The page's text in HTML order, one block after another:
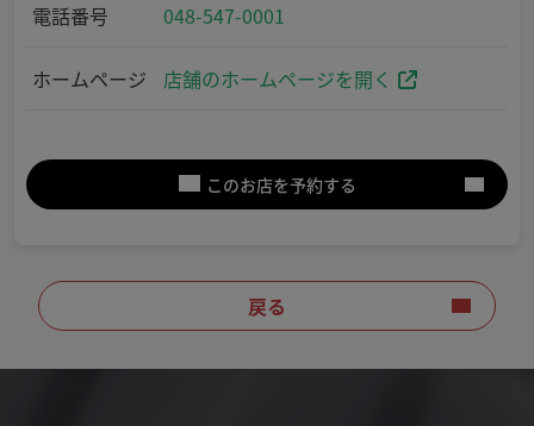
電話番号 048-547-0001
ホームページ 店舗のホームページを開く
このお店を予約する
戻る